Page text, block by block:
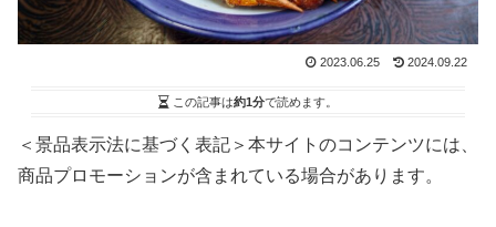
2023.06.25 2024.09.22
この記事は約1分で読めます。
＜景品表示法に基づく表記＞本サイトのコンテンツには、
商品プロモーションが含まれている場合があります。